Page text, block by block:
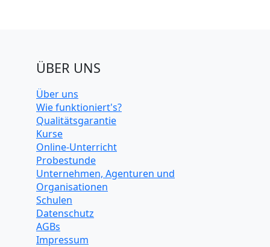
ÜBER UNS
Über uns
Wie funktioniert's?
Qualitätsgarantie
Kurse
Online-Unterricht
Probestunde
Unternehmen, Agenturen und
Organisationen
Schulen
Datenschutz
AGBs
Impressum